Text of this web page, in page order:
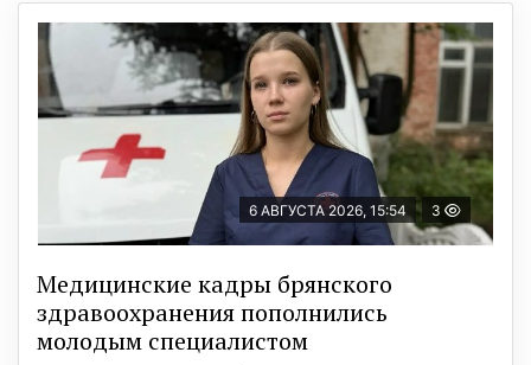
6 АВГУСТА 2026, 15:54 3
Медицинские кадры брянского
здравоохранения пополнились
молодым специалистом